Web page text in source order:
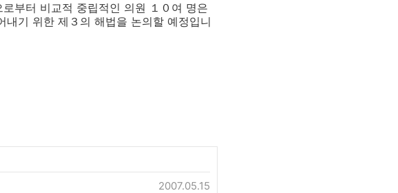
부터 비교적 중립적인 의원 １０여 명은
기 위한 제３의 해법을 논의할 예정입니
2007.05.15